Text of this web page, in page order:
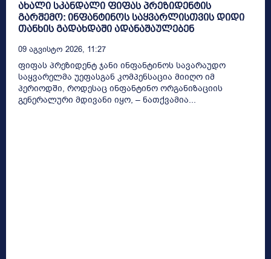
ახალი სკანდალი ფიფას პრეზიდენტის
გარშემო: ინფანტინოს საყვარლისთვის დიდი
თანხის გადახდაში ადანაშაულებენ
09 Აგვისტო 2026, 11:27
ფიფას პრეზიდენტ ჯანი ინფანტინოს სავარაუდო
საყვარელმა უეფასგან კომპენსაცია მიიღო იმ
პერიოდში, როდესაც ინფანტინო ორგანიზაციის
გენერალური მდივანი იყო, – ნათქვამია...